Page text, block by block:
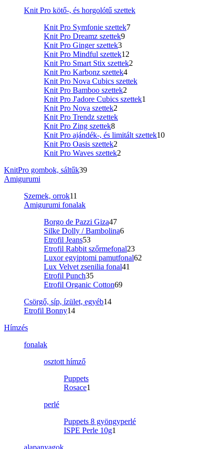
Knit Pro kötő-, és horgolótű szettek
Knit Pro Symfonie szettek7
Knit Pro Dreamz szettek9
Knit Pro Ginger szettek3
Knit Pro Mindful szettek12
Knit Pro Smart Stix szettek2
Knit Pro Karbonz szettek4
Knit Pro Nova Cubics szettek
Knit Pro Bamboo szettek2
Knit Pro J'adore Cubics szettek1
Knit Pro Nova szettek2
Knit Pro Trendz szettek
Knit Pro Zing szettek8
Knit Pro ajándék-, és limitált szettek10
Knit Pro Oasis szettek2
Knit Pro Waves szettek2
KnitPro gombok, sáltűk39
Amigurumi
Szemek, orrok11
Amigurumi fonalak
Borgo de Pazzi Giza47
Silke Dolly / Bambolina6
Etrofil Jeans53
Etrofil Rabbit szőrmefonal23
Luxor egyiptomi pamutfonal62
Lux Velvet zsenilia fonal41
Etrofil Punch35
Etrofil Organic Cotton69
Csörgő, síp, ízület, egyéb14
Etrofil Bonny14
Hímzés
fonalak
osztott hímző
Puppets
Rosace1
perlé
Puppets 8 gyöngyperlé
ISPE Perle 10g1
alapanyagok